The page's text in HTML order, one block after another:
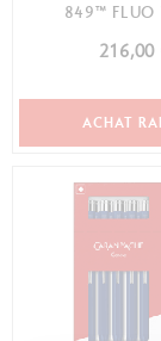
849™ FLUO
ACHAT